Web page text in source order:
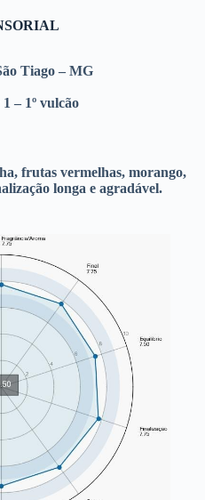
Tiago – MG
– 1º vulcão
frutas vermelhas, morango,
longa e agradável.